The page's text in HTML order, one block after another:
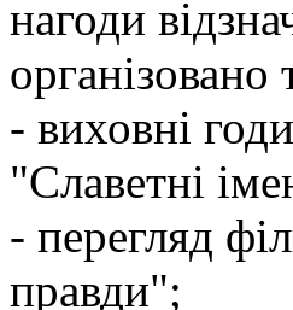
нагоди
організовано
- виховні
"Славетні
- перегляд
правди";